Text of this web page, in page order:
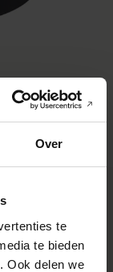
Over
te
te bieden
Ook delen we